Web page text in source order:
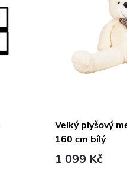
Velký plyšový
160 cm bílý
1 099 Kč